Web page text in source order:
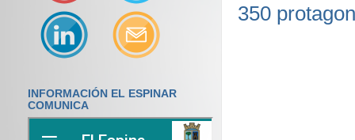
350
INFORMACIÓN EL ESPINAR
COMUNICA